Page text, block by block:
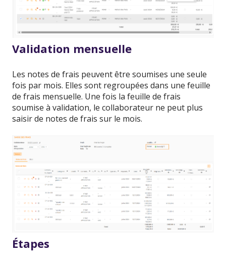
Validation mensuelle
Les notes de frais peuvent être soumises une seule
fois par mois. Elles sont regroupées dans une feuille
de frais mensuelle. Une fois la feuille de frais
soumise à validation, le collaborateur ne peut plus
saisir de notes de frais sur le mois.
Étapes